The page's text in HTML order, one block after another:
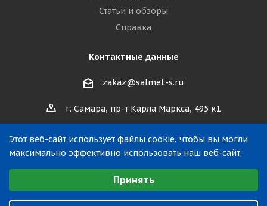
Статьи и обзоры
Справка
Контактные данные
zakaz@salmet-s.ru
г. Самара, пр-т Карла Маркса, 495 к1
2019—2026 © ООО «САЛМЕТ». Все права защищены.
Этот веб-сайт использует файлы cookie, чтобы вы могли
максимально эффективно использовать наш веб-сайт.
Выберите настройки cookie
Аналитические/Функциональные
Принять